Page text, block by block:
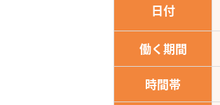
日付
働く期間
時間帯